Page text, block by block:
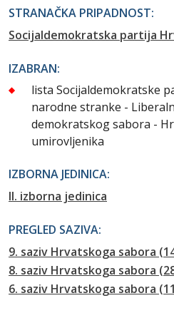
STRANAČKA PRIPADNOST:
Socijaldemokratska partija
IZABRAN:
lista Socijaldemokratske
narodne stranke -
demokratskog sabora -
umirovljenika
IZBORNA JEDINICA:
II. izborna jedinica
PREGLED SAZIVA:
9. saziv Hrvatskoga sabora
8. saziv Hrvatskoga sabora
6. saziv Hrvatskoga sabora